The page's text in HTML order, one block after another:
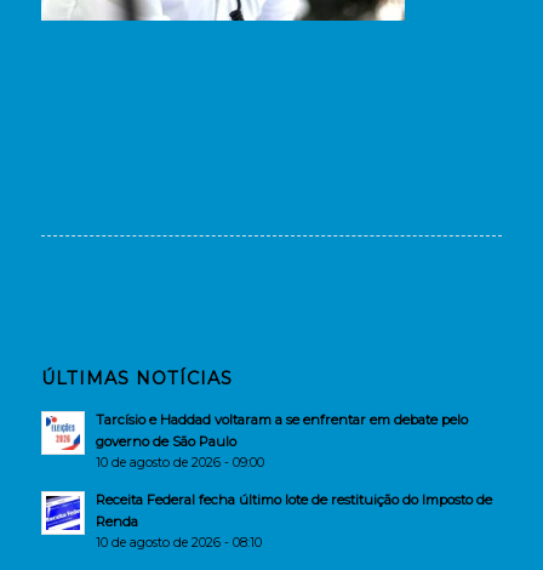
ÚLTIMAS NOTÍCIAS
Tarcísio e Haddad voltaram a se enfrentar em debate pelo
governo de São Paulo
10 de agosto de 2026 - 09:00
Receita Federal fecha último lote de restituição do Imposto de
Renda
10 de agosto de 2026 - 08:10